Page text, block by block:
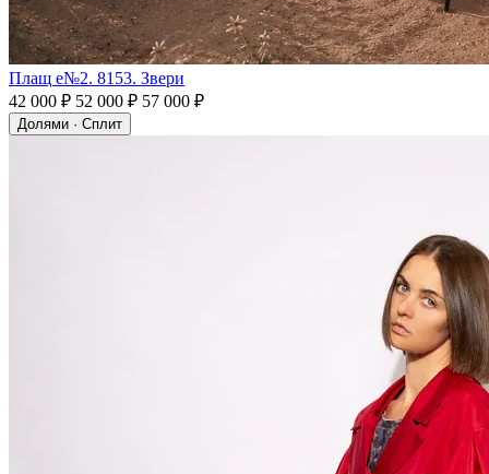
Плащ e№2. 8153. Звери
42 000 ₽ 52 000 ₽ 57 000 ₽
Долями · Сплит